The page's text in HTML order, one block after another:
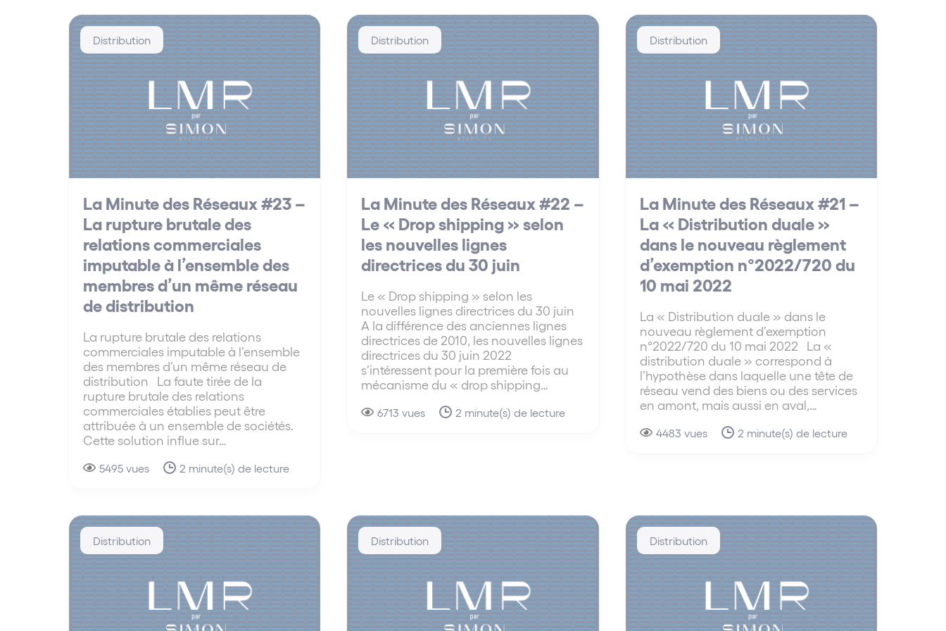
Distribution
La Minute des Réseaux #23 –
La rupture brutale des
relations commerciales
imputable à l’ensemble des
membres d’un même réseau
de distribution
La rupture brutale des relations
commerciales imputable à l’ensemble
des membres d’un même réseau de
distribution La faute tirée de la
rupture brutale des relations
commerciales établies peut être
attribuée à un ensemble de sociétés.
Cette solution influe sur…
5495 vues 2 minute(s) de lecture
Distribution
La Minute des Réseaux #22 –
Le « Drop shipping » selon
les nouvelles lignes
directrices du 30 juin
Le « Drop shipping » selon les
nouvelles lignes directrices du 30 juin
A la différence des anciennes lignes
directrices de 2010, les nouvelles lignes
directrices du 30 juin 2022
s’intéressent pour la première fois au
mécanisme du « drop shipping…
6713 vues 2 minute(s) de lecture
Distribution
La Minute des Réseaux #21 –
La « Distribution duale »
dans le nouveau règlement
d’exemption n°2022/720 du
10 mai 2022
La « Distribution duale » dans le
nouveau règlement d’exemption
n°2022/720 du 10 mai 2022 La «
distribution duale » correspond à
l’hypothèse dans laquelle une tête de
réseau vend des biens ou des services
en amont, mais aussi en aval,…
4483 vues 2 minute(s) de lecture
Distribution Distribution Distribution